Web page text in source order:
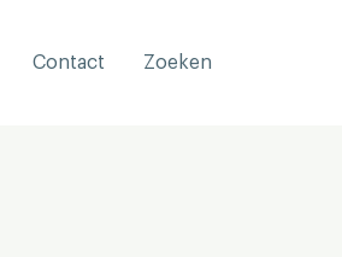
Contact Zoeken